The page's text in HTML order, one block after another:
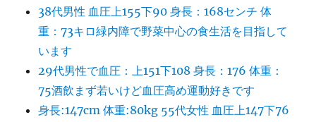
38代男性 血圧上155下90 身長：168センチ 体
重：73キロ緑内障で野菜中心の食生活を目指して
います
29代男性で血圧：上151下108 身長：176 体重：
75酒飲まず若いけど血圧高め運動好きです
身長:147cm 体重:80kg 55代女性 血圧上147下76